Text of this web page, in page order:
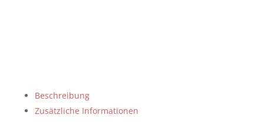
Beschreibung
Zusätzliche Informationen